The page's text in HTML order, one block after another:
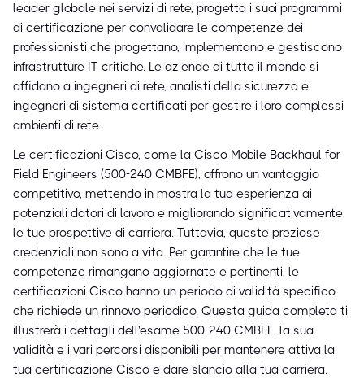
leader globale nei servizi di rete, progetta i suoi programmi
di certificazione per convalidare le competenze dei
professionisti che progettano, implementano e gestiscono
infrastrutture IT critiche. Le aziende di tutto il mondo si
affidano a ingegneri di rete, analisti della sicurezza e
ingegneri di sistema certificati per gestire i loro complessi
ambienti di rete.
Le certificazioni Cisco, come la Cisco Mobile Backhaul for
Field Engineers (500-240 CMBFE), offrono un vantaggio
competitivo, mettendo in mostra la tua esperienza ai
potenziali datori di lavoro e migliorando significativamente
le tue prospettive di carriera. Tuttavia, queste preziose
credenziali non sono a vita. Per garantire che le tue
competenze rimangano aggiornate e pertinenti, le
certificazioni Cisco hanno un periodo di validità specifico,
che richiede un rinnovo periodico. Questa guida completa ti
illustrerà i dettagli dell'esame 500-240 CMBFE, la sua
validità e i vari percorsi disponibili per mantenere attiva la
tua certificazione Cisco e dare slancio alla tua carriera.